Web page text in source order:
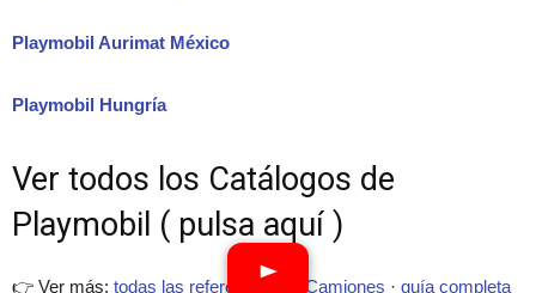
Playmobil Aurimat México
Playmobil Hungría
Ver todos los Catálogos de
Playmobil ( pulsa aquí )
👉 Ver más: todas las referencias de Camiones · guía completa